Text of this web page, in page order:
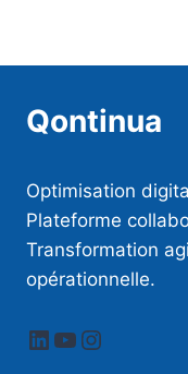
Qontinua
Optimisation
Plateforme
Transformation
opérationnelle.
LinkedIn
YouTube
Instagram